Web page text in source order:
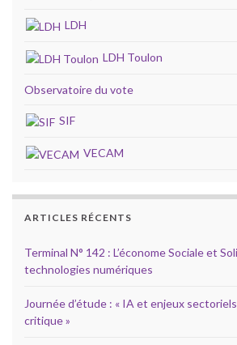
LDH
LDH Toulon
Observatoire du vote
SIF
VECAM
ARTICLES RÉCENTS
Terminal N° 142 : L’économe Sociale et
technologies numériques
Journée d’étude : « IA et enjeux
critique »